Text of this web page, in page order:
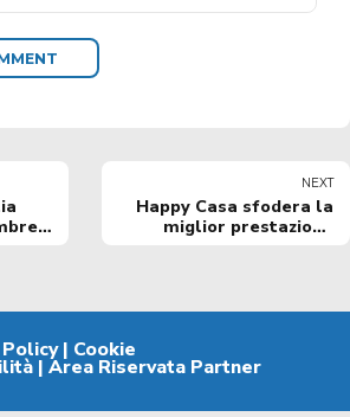
NEXT
Happy Casa sfodera la
miglior prestazione
| Cookie
| Area Riservata Partner